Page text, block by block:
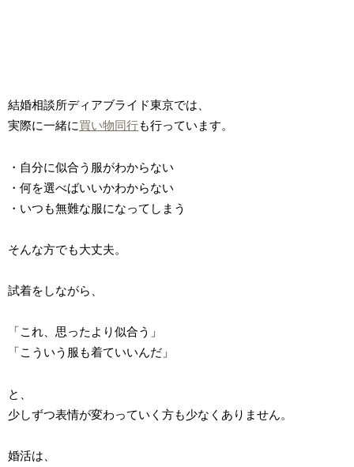
結婚相談所ディアブライド東京では、
実際に一緒に買い物同行も行っています。
・自分に似合う服がわからない
・何を選べばいいかわからない
・いつも無難な服になってしまう
そんな方でも大丈夫。
試着をしながら、
「これ、思ったより似合う」
「こういう服も着ていいんだ」
と、
少しずつ表情が変わっていく方も少なくありません。
婚活は、